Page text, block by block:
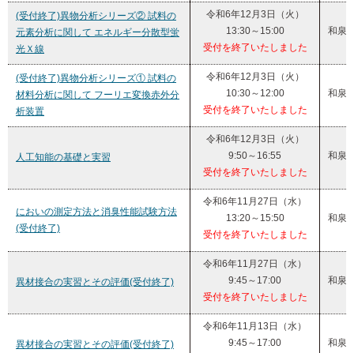
(受付終了)異物分析シリーズ② 試料の
元素分析に関して エネルギー分散型蛍
光Ｘ線
令和6年12月3日（火）
13:30～15:00
受付を終了いたしました
和泉
(受付終了)異物分析シリーズ① 試料の
材料分析に関して フーリエ変換赤外分
析装置
令和6年12月3日（火）
10:30～12:00
受付を終了いたしました
和泉
人工知能の基礎と実習
令和6年12月3日（火）
9:50～16:55
受付を終了いたしました
和泉
においの測定方法と消臭性能試験方法
(受付終了)
令和6年11月27日（水）
13:20～15:50
受付を終了いたしました
和泉
異材接合の実習とその評価(受付終了)
令和6年11月27日（水）
9:45～17:00
受付を終了いたしました
和泉
異材接合の実習とその評価(受付終了)
令和6年11月13日（水）
9:45～17:00
和泉